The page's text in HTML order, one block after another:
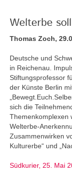
Welterbe
Thomas Zoch,
Deutsche und
in Reichenau.
Stiftungsprofessor
der Künste Berlin
sich die
Themenkomplexen
Welterbe-
Zusammenwirken
Kulturerbe“ und
Südkurier, 25. Mai